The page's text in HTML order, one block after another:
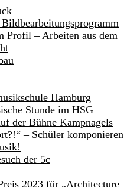
Profil – Arbeiten aus dem
Hamburg
Stunde im HSG
der Bühne Kampnagels
– Schüler komponieren
der 5c
2023 für „Architecture